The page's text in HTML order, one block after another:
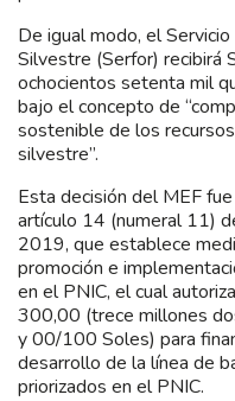
De igual modo, el
Silvestre (Serfor) recibirá
ochocientos setenta mil
bajo el concepto de
sostenible de los
silvestre”.
Esta decisión del MEF
artículo 14 (numeral 11)
2019, que establece
promoción e
en el PNIC, el cual
300,00 (trece millones
y 00/100 Soles) para
desarrollo de la línea de
priorizados en el PNIC.